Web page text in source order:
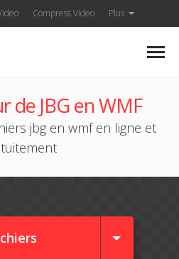
Compress Video Plus
de JBG en WMF
jbg en wmf en ligne et